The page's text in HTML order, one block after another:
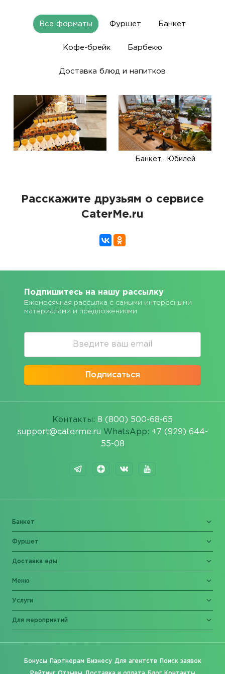
Все форматы Фуршет Банкет
Кофе-брейк Барбекю
Доставка блюд и напитков
Банкет . Юбилей
Расскажите друзьям о сервисе
CaterMe.ru
Подпишитесь на нашу рассылку
Ежемесячная рассылка с самыми интересными
материалами и предложениями
Подписаться
Контакты: 8 (800) 500-68-65
support@caterme.ru WhatsApp: +7 (929) 644-
55-08
Банкет
Фуршет
Доставка еды
Меню
Услуги
Для мероприятий
Бонусы Партнерам Бизнесу Для агентств Поиск заявок